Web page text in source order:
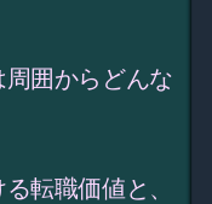
囲からどんな
転職価値と、